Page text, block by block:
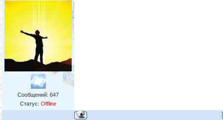
Сообщений:647
Статус:Offline